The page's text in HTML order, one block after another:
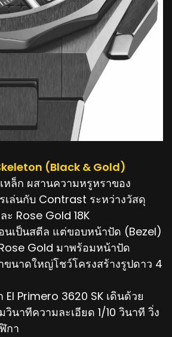
(Black & Gold)
หล็ก ผสานความหรูหราของ
เล่นกับ Contrast ระหว่างวัสดุ
Rose Gold 18K
นเป็นสตีล แต่ขอบหน้าปัด (Bezel)
Gold มาพร้อมหน้าปัด
นาดใหญ่โชว์โครงสร้างรูปดาว 4
El Primero 3620 SK เดินด้วย
นาทีความละเอียด 1/10 วินาที วิ่ง
กา